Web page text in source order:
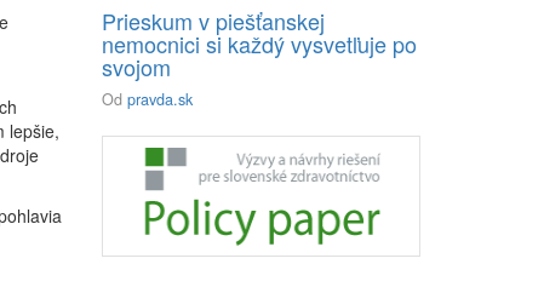
lepšie,
Prieskum v piešťanskej
nemocnici si každý vysvetľuje po
svojom
Odpravda.sk